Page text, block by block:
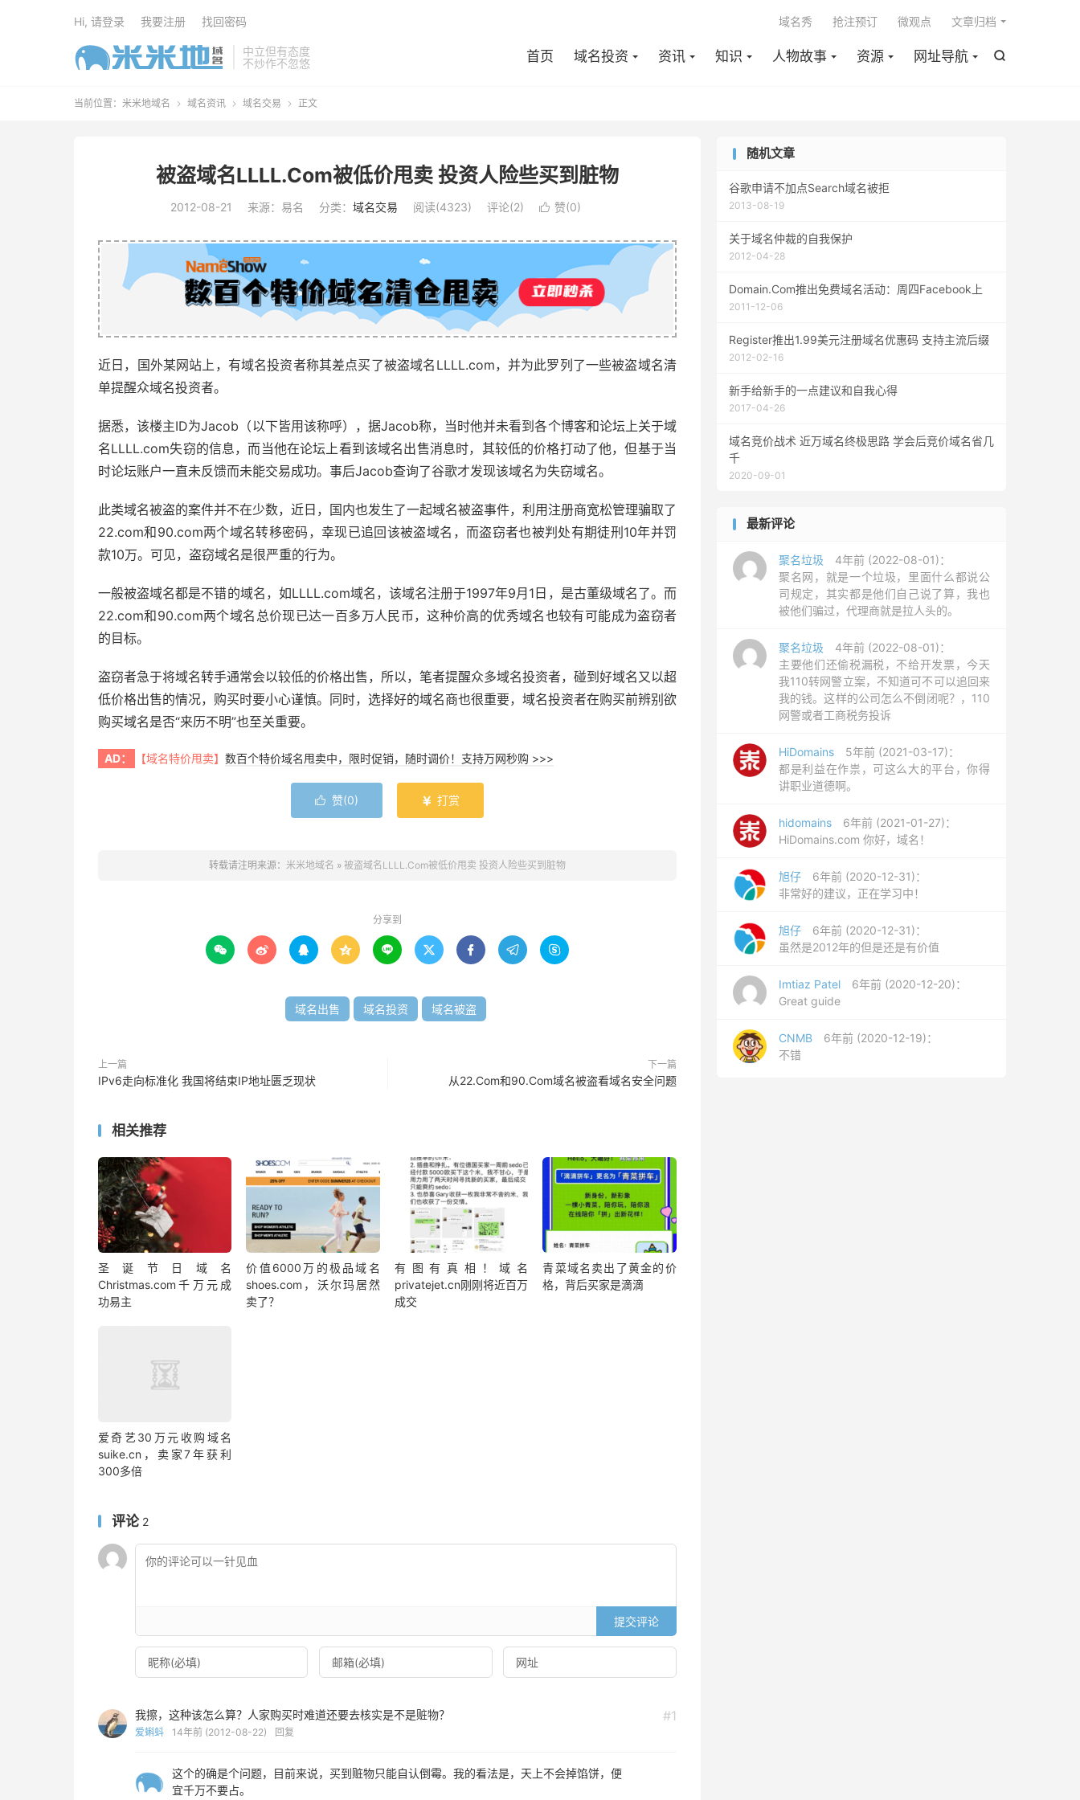
中立但有态度
不炒作不忽悠

首页 域名投资 资讯 知识 人物故事 资源 网址导航
域名秀 抢注预订 微观点 文章归档
Hi, 请登录 我要注册 找回密码
当前位置： 米米地域名  域名资讯  域名交易  正文
被盗域名LLLL.Com被低价甩卖 投资人险些买到脏物
2012-08-21 来源：易名 分类： 域名交易 阅读(4323) 评论(2)  赞(0)
近日，国外某网站上，有域名投资者称其差点买了被盗域名LLLL.com，并为此罗列了一些被盗域名清
单提醒众域名投资者。
据悉，该楼主ID为Jacob（以下皆用该称呼），据Jacob称，当时他并未看到各个博客和论坛上关于域
名LLLL.com失窃的信息，而当他在论坛上看到该域名出售消息时，其较低的价格打动了他，但基于当
时论坛账户一直未反馈而未能交易成功。事后Jacob查询了谷歌才发现该域名为失窃域名。
此类域名被盗的案件并不在少数，近日，国内也发生了一起域名被盗事件，利用注册商宽松管理骗取了
22.com和90.com两个域名转移密码，幸现已追回该被盗域名，而盗窃者也被判处有期徒刑10年并罚
款10万。可见，盗窃域名是很严重的行为。
一般被盗域名都是不错的域名，如LLLL.com域名，该域名注册于1997年9月1日，是古董级域名了。而
22.com和90.com两个域名总价现已达一百多万人民币，这种价高的优秀域名也较有可能成为盗窃者
的目标。
盗窃者急于将域名转手通常会以较低的价格出售，所以，笔者提醒众多域名投资者，碰到好域名又以超
低价格出售的情况，购买时要小心谨慎。同时，选择好的域名商也很重要，域名投资者在购买前辨别欲
购买域名是否“来历不明”也至关重要。
AD： 【域名特价甩卖】 数百个特价域名甩卖中，限时促销，随时调价！支持万网秒购 >>>
 赞(0)  打赏
转载请注明来源： 米米地域名 » 被盗域名LLLL.Com被低价甩卖 投资人险些买到脏物
分享到
        
域名出售 域名投资 域名被盗
上一篇
IPv6走向标准化 我国将结束IP地址匮乏现状
下一篇
从22.Com和90.Com域名被盗看域名安全问题
相关推荐
圣诞节日域名
Christmas.com千万元成
功易主
价值6000万的极品域名
shoes.com，沃尔玛居然
卖了？
有图有真相！域名
privatejet.cn刚刚将近百万
成交
青菜域名卖出了黄金的价
格，背后买家是滴滴
爱奇艺30万元收购域名
suike.cn，卖家7年获利
300多倍
评论 2
提交评论
#1
我擦，这种该怎么算？人家购买时难道还要去核实是不是赃物？
爱蝌蚪 14年前 (2012-08-22) 回复
这个的确是个问题，目前来说，买到赃物只能自认倒霉。我的看法是，天上不会掉馅饼，便
宜千万不要占。
随机文章
谷歌申请不加点Search域名被拒
2013-08-19
关于域名仲裁的自我保护
2012-04-28
Domain.Com推出免费域名活动：周四Facebook上
2011-12-06
Register推出1.99美元注册域名优惠码 支持主流后缀
2012-02-16
新手给新手的一点建议和自我心得
2017-04-26
域名竞价战术 近万域名终极思路 学会后竞价域名省几
千
2020-09-01
最新评论
聚名垃圾
4年前 (2022-08-01)：
聚名网，就是一个垃圾，里面什么都说公
司规定，其实都是他们自己说了算，我也
被他们骗过，代理商就是拉人头的。
聚名垃圾
4年前 (2022-08-01)：
主要他们还偷税漏税，不给开发票，今天
我110转网警立案，不知道可不可以追回来
我的钱。这样的公司怎么不倒闭呢？，110
网警或者工商税务投诉
HiDomains
5年前 (2021-03-17)：
都是利益在作祟，可这么大的平台，你得
讲职业道德啊。
hidomains
6年前 (2021-01-27)：
HiDomains.com 你好，域名！
旭仔
6年前 (2020-12-31)：
非常好的建议，正在学习中！
旭仔
6年前 (2020-12-31)：
虽然是2012年的但是还是有价值
Imtiaz Patel
6年前 (2020-12-20)：
Great guide
CNMB
6年前 (2020-12-19)：
不错